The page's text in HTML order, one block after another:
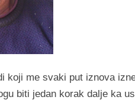
koji me svaki put iznova
biti jedan korak dalje ka